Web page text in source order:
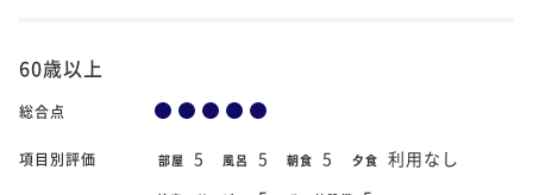
60歳以上
総合点
項目別評価 部屋 5 風呂 5 朝食 5 夕食 利用なし